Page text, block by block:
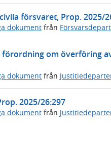
försvaret, Prop. 2025/
dokument från
förordning om överföring
dokument från
2025/26:297
dokument från